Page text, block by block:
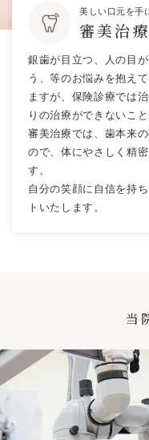
美しい口元を手
審美治療
銀歯が目立つ、人の目
う、等のお悩みを抱え
ますが、保険診療では
りの治療ができないこと
審美治療では、歯本来
ので、体にやさしく精
す。
自分の笑顔に自信を持
トいたします。
当